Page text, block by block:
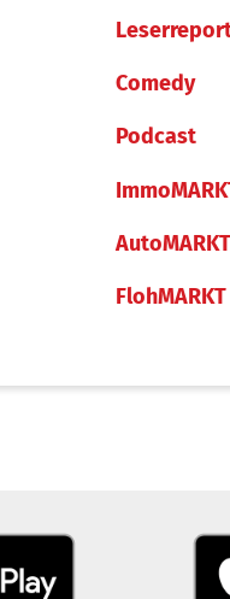
Comedy
Podcast
AutoMARKT
FlohMARKT